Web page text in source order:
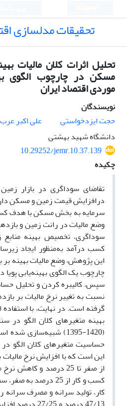
تحقیقات مدلسازی
تحلیل اثرات کلان مالیات
مسکن در چارچوب الگوی
موردی اقتصاد ایران
نویسندگان
حجت ایزدخواستی
علی اکبر عرب
دانشگاه شهید بهشتی
10.29252/jemr.10.37.139
چکیده
تقاضای سوداگری در بازار
درافزایش قیمت زمین و مسکن
سرمایه به بخش مسکن با هدف
وضع مالیات در رانت زمین و
سوداگری، تخصیص بهینه
کسب درآمد به‌منظور ایجاد
این پژوهش، وضع مالیات بهینه
چارچوب یک الگوی بهینه‌یابی
سپس، کالیبره کردن و تحلیل
نسبت به تغییر نرخ مالیات بر
بهینه متغیرهای کلان الگو در
(1420-1395) شبیه‌سازی
حساسیت متغیرهای کلان الگو
این است که با افزایش نرخ
از صفر تا 25 درصد و
کسب و کار از 25